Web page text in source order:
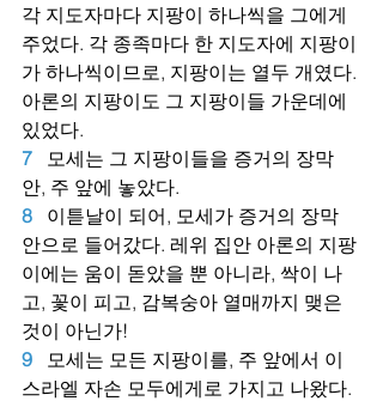
각 지도자마다 지팡이 하나씩을 그에게
주었다. 각 종족마다 한 지도자에 지팡이
가 하나씩이므로, 지팡이는 열두 개였다.
아론의 지팡이도 그 지팡이들 가운데에
있었다.
7
모세는 그 지팡이들을 증거의 장막
안, 주 앞에 놓았다.
8
이튿날이 되어, 모세가 증거의 장막
안으로 들어갔다. 레위 집안 아론의 지팡
이에는 움이 돋았을 뿐 아니라, 싹이 나
고, 꽃이 피고, 감복숭아 열매까지 맺은
것이 아닌가!
9
모세는 모든 지팡이를, 주 앞에서 이
스라엘 자손 모두에게로 가지고 나왔다.